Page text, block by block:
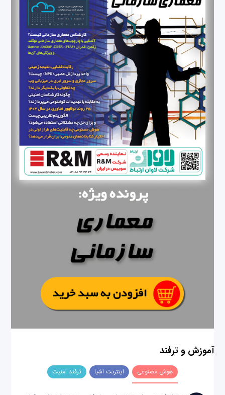
آموزش و ترفند
هوش مصنوعی اینترنت اشیا ترفند امنیت